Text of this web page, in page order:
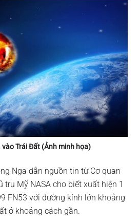
vào Trái Đất (Ảnh minh họa)
Nga dẫn nguồn tin từ Cơ quan
trụ Mỹ NASA cho biết xuất hiện 1
FN53 với đường kính lớn khoảng
ở khoảng cách gần.